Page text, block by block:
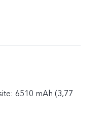
6510 mAh (3,77